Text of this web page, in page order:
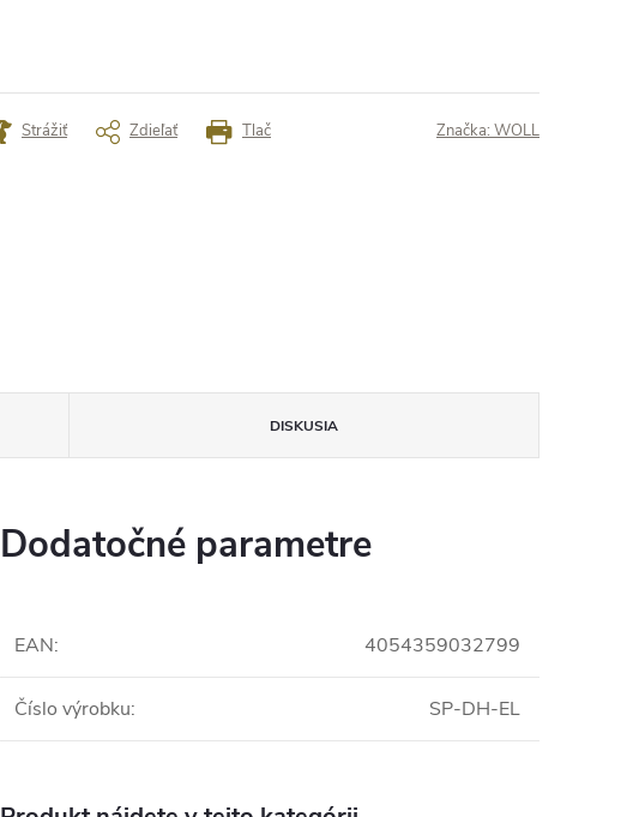
Tlač
Strážiť Zdieľať Značka: WOLL
DISKUSIA
Dodatočné parametre
EAN: 4054359032799
Číslo výrobku: SP-DH-EL